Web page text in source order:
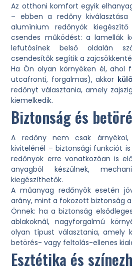
Az otthoni komfort egyik
– ebben a redőny kiválasztása
alumínium redőnyök
csendes működést: a lamellák
lefutósínek belső oldalán
csendesítők segítik a
Ha Ön olyan környéken él, ahol
utcafronti, forgalmas), akkor
redőnyt választania, amely
kiemelkedik.
Biztonság és
A redőny nem csak
kivitelénél – biztonsági funkciót
redőnyök erre vonatkozóan is
anyagból készülnek,
kiegészíthetők.
A műanyag redőnyök esetén
arány, mint a fokozott biztonság
Önnek: ha a biztonság
ablakoknál, nagyforgalmú
olyan típust választania, amely
betörés- vagy feltolás-ellenes
Esztétika és